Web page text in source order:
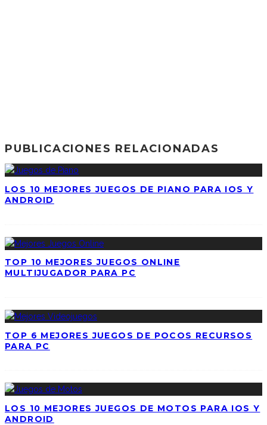
PUBLICACIONES RELACIONADAS
LOS 10 MEJORES JUEGOS DE PIANO PARA IOS Y
ANDROID
TOP 10 MEJORES JUEGOS ONLINE
MULTIJUGADOR PARA PC
TOP 6 MEJORES JUEGOS DE POCOS RECURSOS
PARA PC
LOS 10 MEJORES JUEGOS DE MOTOS PARA IOS Y
ANDROID